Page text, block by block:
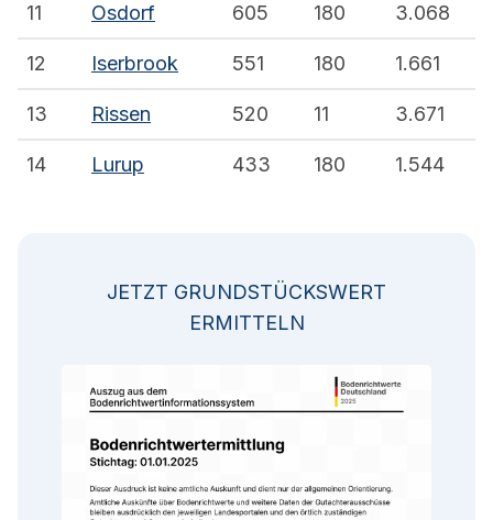
11 Osdorf 605 180 3.068
12 Iserbrook 551 180 1.661
13 Rissen 520 11 3.671
14 Lurup 433 180 1.544
JETZT GRUNDSTÜCKSWERT
ERMITTELN